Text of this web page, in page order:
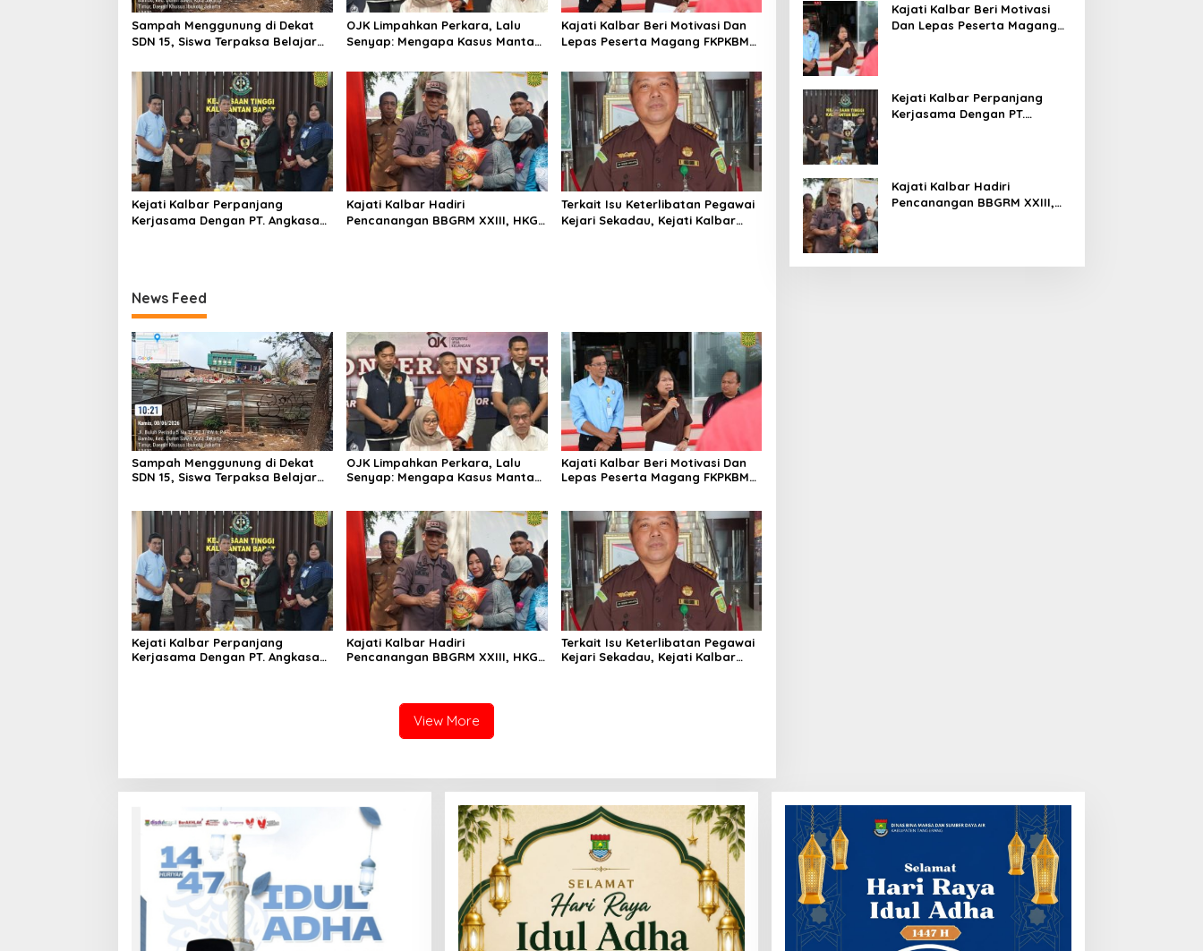
Sampah Menggunung di Dekat
SDN 15, Siswa Terpaksa Belajar
OJK Limpahkan Perkara, Lalu
Senyap: Mengapa Kasus Mantan
Pemberitaan?
Kajati Kalbar Beri Motivasi Dan
Lepas Peserta Magang FKPKBM
Kejati Kalbar Perpanjang
Kerjasama Dengan PT. Angkasa
Kajati Kalbar Hadiri
Pencanangan BBGRM XXIII, HKG
Terkait Isu Keterlibatan Pegawai
Kejari Sekadau, Kejati Kalbar
News Feed
Sampah Menggunung di Dekat
SDN 15, Siswa Terpaksa Belajar
OJK Limpahkan Perkara, Lalu
Senyap: Mengapa Kasus Mantan
Kajati Kalbar Beri Motivasi Dan
Lepas Peserta Magang FKPKBM
Kejati Kalbar Perpanjang
Kerjasama Dengan PT. Angkasa
Kajati Kalbar Hadiri
Pencanangan BBGRM XXIII, HKG
Terkait Isu Keterlibatan Pegawai
Kejari Sekadau, Kejati Kalbar
View More
Kajati Kalbar Beri Motivasi
Dan Lepas Peserta Magang
Kejati Kalbar Perpanjang
Kerjasama Dengan PT.
Kajati Kalbar Hadiri
Pencanangan BBGRM XXIII,